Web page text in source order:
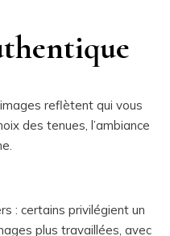
reflètent qui vous
des tenues, l’ambiance
: certains privilégient un
plus travaillées, avec